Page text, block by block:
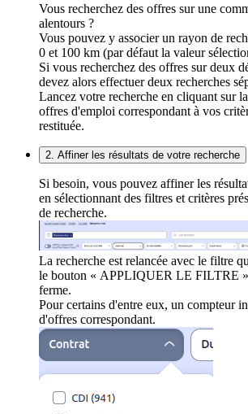
Vous recherchez des offres sur une
alentours ?
Vous pouvez y associer un rayon de
0 et 100 km (par défaut la valeur
Si vous recherchez des offres sur deux
devez alors effectuer deux recherches
Lancez votre recherche en cliquant sur
offres d'emploi correspondant à vos
restituée.
2. Affiner les résultats de votre recherche
Si besoin, vous pouvez affiner les
en sélectionnant des filtres et critères
de recherche.
La recherche est relancée avec le filtre
le bouton « APPLIQUER LE FILTRE
ferme.
Pour certains d'entre eux, un compteur
d'offres correspondant.